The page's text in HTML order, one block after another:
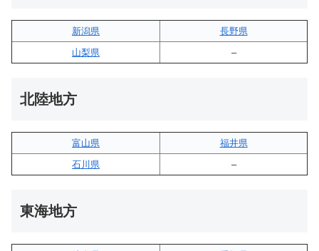
新潟県
長野県
山梨県
–
北陸地方
富山県
福井県
石川県
–
東海地方